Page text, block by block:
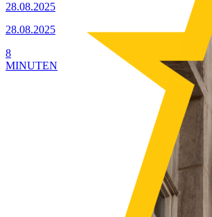
28.08.2025
28.08.2025
8
MINUTEN